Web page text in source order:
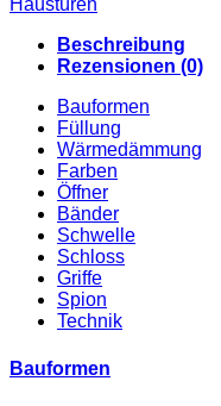
Haustüren
Beschreibung
Rezensionen (0)
Bauformen
Füllung
Wärmedämmung
Farben
Öffner
Bänder
Schwelle
Schloss
Griffe
Spion
Technik
Bauformen